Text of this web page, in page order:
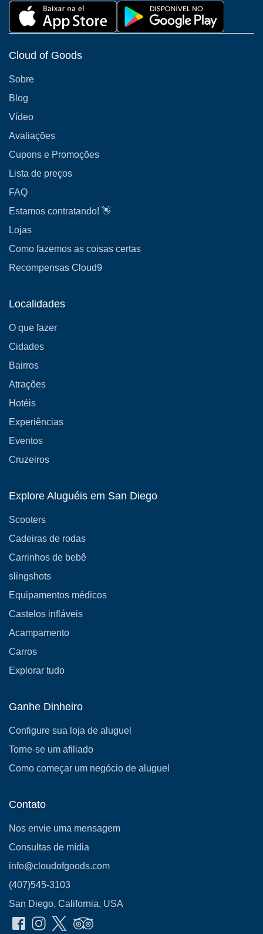
Cloud of Goods
Sobre
Blog
Vídeo
Avaliações
Cupons e Promoções
Lista de preços
FAQ
Estamos contratando! 👋
Lojas
Como fazemos as coisas certas
Recompensas Cloud9
Localidades
O que fazer
Cidades
Bairros
Atrações
Hotéis
Experiências
Eventos
Cruzeiros
Explore Aluguéis em San Diego
Scooters
Cadeiras de rodas
Carrinhos de bebê
slingshots
Equipamentos médicos
Castelos infláveis
Acampamento
Carros
Explorar tudo
Ganhe Dinheiro
Configure sua loja de aluguel
Torne-se um afiliado
Como começar um negócio de aluguel
Contato
Nos envie uma mensagem
Consultas de mídia
info@cloudofgoods.com
(407)545-3103
San Diego, California, USA